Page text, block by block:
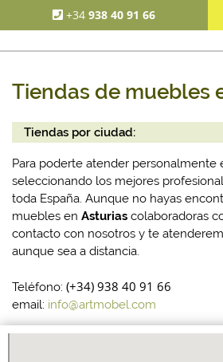
+34938 40 91 66
Tiendas de muebles
Tiendas por ciudad:
Para poderte atender personalmente
seleccionando los mejores
toda España. Aunque no hayas
muebles en Asturias colaboradoras
contacto con nosotros y te
aunque sea a distancia.
Teléfono: (+34) 938 40 91 66
email: info@artmobel.com